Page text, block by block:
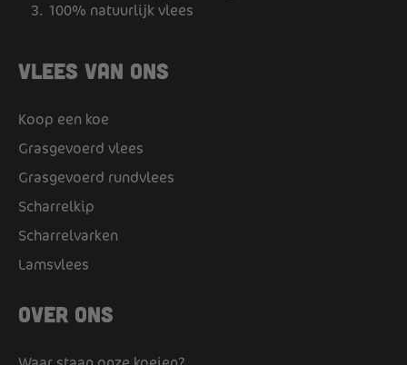
100% natuurlijk vlees
Vlees van ons
Koop een koe
Grasgevoerd vlees
Grasgevoerd rundvlees
Scharrelkip
Scharrelvarken
Lamsvlees
Over ons